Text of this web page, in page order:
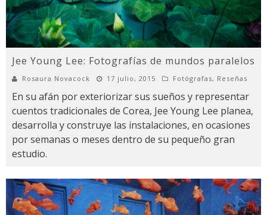
Jee Young Lee: Fotografías de mundos paralelos
Rosaura Novacock 17 julio, 2015 Fotógrafas, Reseñas
En su afán por exteriorizar sus sueños y representar
cuentos tradicionales de Corea, Jee Young Lee planea,
desarrolla y construye las instalaciones, en ocasiones
por semanas o meses dentro de su pequeño gran
estudio.